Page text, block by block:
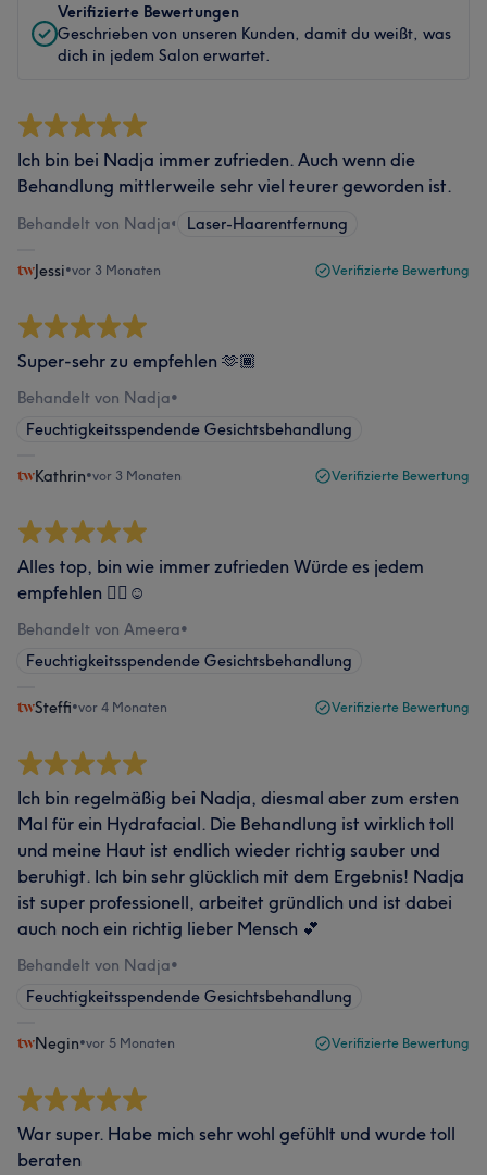
Verifizierte Bewertungen
Geschrieben von unseren Kunden, damit du weißt, was
dich in jedem Salon erwartet.
Ich bin bei Nadja immer zufrieden. Auch wenn die
Behandlung mittlerweile sehr viel teurer geworden ist.
Behandelt von Nadja• Laser-Haarentfernung
Jessi•vor 3 Monaten Verifizierte Bewertung
Super-sehr zu empfehlen 🫶🏾
Behandelt von Nadja•
Feuchtigkeitsspendende Gesichtsbehandlung
Kathrin•vor 3 Monaten Verifizierte Bewertung
Alles top, bin wie immer zufrieden Würde es jedem
empfehlen 👍🏻☺️
Behandelt von Ameera•
Feuchtigkeitsspendende Gesichtsbehandlung
Steffi•vor 4 Monaten Verifizierte Bewertung
Ich bin regelmäßig bei Nadja, diesmal aber zum ersten
Mal für ein Hydrafacial. Die Behandlung ist wirklich toll
und meine Haut ist endlich wieder richtig sauber und
beruhigt. Ich bin sehr glücklich mit dem Ergebnis! Nadja
ist super professionell, arbeitet gründlich und ist dabei
auch noch ein richtig lieber Mensch 💕
Behandelt von Nadja•
Feuchtigkeitsspendende Gesichtsbehandlung
Negin•vor 5 Monaten Verifizierte Bewertung
War super. Habe mich sehr wohl gefühlt und wurde toll
beraten